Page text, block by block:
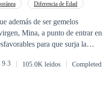
Diferencia de Edad
además de ser gemelos
Mina, a punto de entrar en
es puro rencor y odio. Sin
9.3 105.0K leídos Completed